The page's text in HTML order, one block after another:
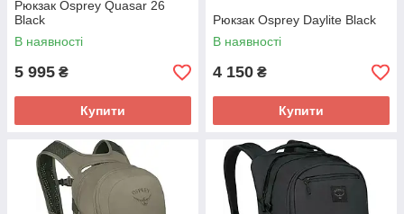
Рюкзак Osprey Quasar 26
Black
В наявності
5 995 ₴
Купити
Рюкзак Osprey Daylite Black
В наявності
4 150 ₴
Купити